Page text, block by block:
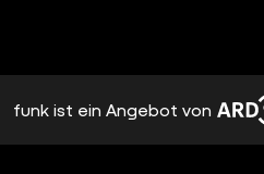
funk ist ein Angebot von